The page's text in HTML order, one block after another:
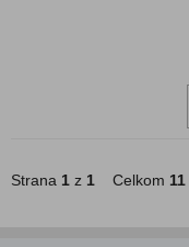
Strana 1 z 1 Celkom 11